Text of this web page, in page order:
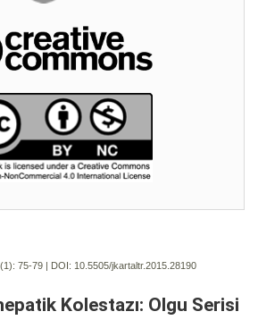
75-79 | DOI: 10.5505/jkartaltr.2015.28190
Kolestazı: Olgu Serisi